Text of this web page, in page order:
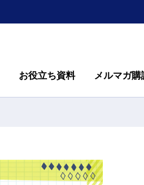
お役立ち資料 メルマガ購